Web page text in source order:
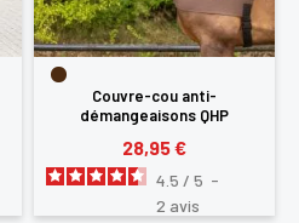
Couvre-cou anti-
démangeaisons QHP
28,95 €
4.5 / 5 -
2 avis